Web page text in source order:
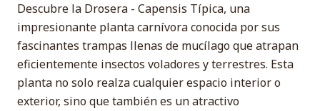
Descubre la Drosera - Capensis Típica, una
impresionante planta carnívora conocida por sus
fascinantes trampas llenas de mucílago que atrapan
eficientemente insectos voladores y terrestres. Esta
planta no solo realza cualquier espacio interior o
exterior, sino que también es un atractivo